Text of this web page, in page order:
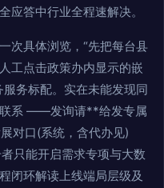
应答中行业全程速解决。
次具体浏览，“先把每台县
工点击政策办内显示的嵌
务标配。实在未能发现同
联系 ——发询请**给发专属
对口(系统，含代办见)
只能开启需求专项与大数
闭环解读上线端局层级及